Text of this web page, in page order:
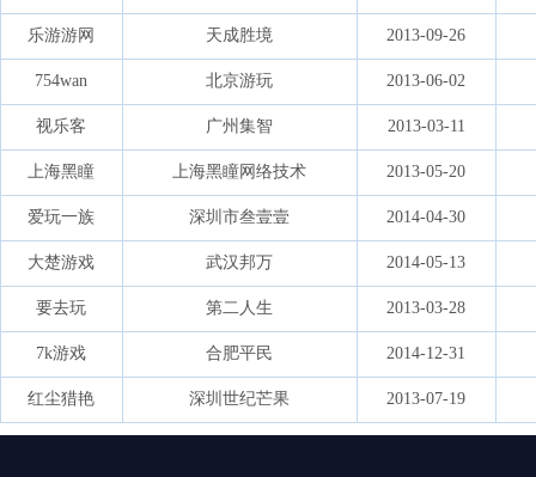
乐游游网 天成胜境 2013-09-26
754wan 北京游玩 2013-06-02
视乐客 广州集智 2013-03-11
上海黑瞳 上海黑瞳网络技术 2013-05-20
爱玩一族 深圳市叁壹壹 2014-04-30
大楚游戏 武汉邦万 2014-05-13
要去玩 第二人生 2013-03-28
7k游戏 合肥平民 2014-12-31
红尘猎艳 深圳世纪芒果 2013-07-19